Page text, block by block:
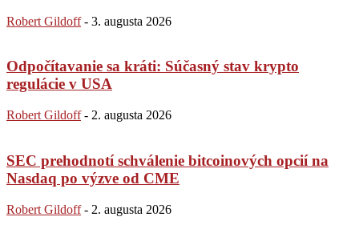
Robert Gildoff - 3. augusta 2026
Odpočítavanie sa kráti: Súčasný stav krypto
regulácie v USA
Robert Gildoff - 2. augusta 2026
SEC prehodnotí schválenie bitcoinových opcií na
Nasdaq po výzve od CME
Robert Gildoff - 2. augusta 2026